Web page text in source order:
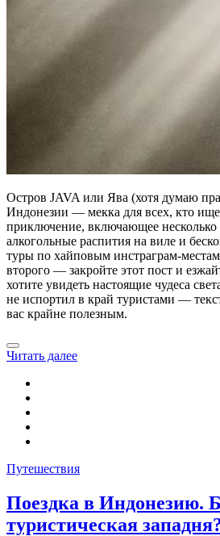
Остров JAVA или Ява (хотя думаю
Индонезии — мекка для всех, кто
приключение, включающее несколько
алкогольные распития на виле и
туры по хайповым инстраграм-
второго — закройте этот пост и
хотите увидеть настоящие чудеса
не испортил в край туристами —
вас крайне полезным.
Читать далее
Путешествия
Поездка в Индонезию.
туристическая